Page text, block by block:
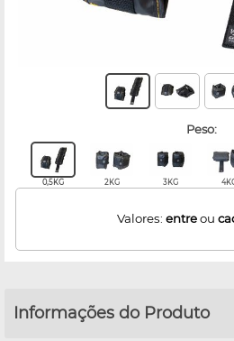
peso:
0,5KG 2KG 3KG
Valores: entreou
Informações do Produto